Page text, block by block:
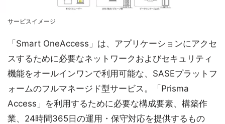
サービスイメージ
「Smart OneAccess」は、アプリケーションにアクセ
スするために必要なネットワークおよびセキュリティ
機能をオールインワンで利用可能な、SASEプラットフ
ォームのフルマネージド型サービス。「Prisma
Access」を利用するために必要な構成要素、構築作
業、24時間365日の運用・保守対応を提供するもの